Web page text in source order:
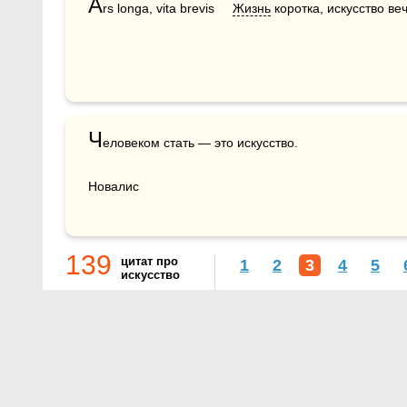
Ars longa, vita brevis Жизнь коротка, искусство
Человеком стать — это искусство.
Новалис
139
цитат про
искусство
1 2 3 4 5